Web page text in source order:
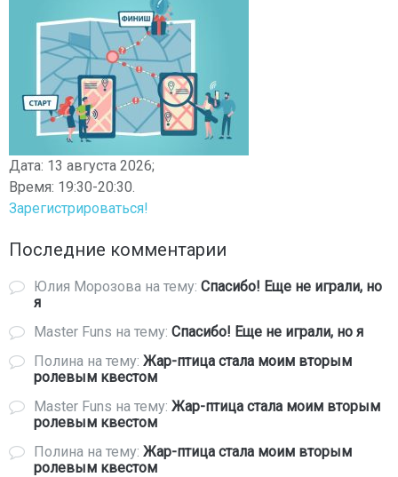
Дата: 13 августа 2026;
Время: 19:30-20:30.
Зарегистрироваться!
Последние комментарии
Юлия Морозова на тему: Спасибо! Еще не играли, но
я
Master Funs на тему: Спасибо! Еще не играли, но я
Полина на тему: Жар-птица стала моим вторым
ролевым квестом
Master Funs на тему: Жар-птица стала моим вторым
ролевым квестом
Полина на тему: Жар-птица стала моим вторым
ролевым квестом